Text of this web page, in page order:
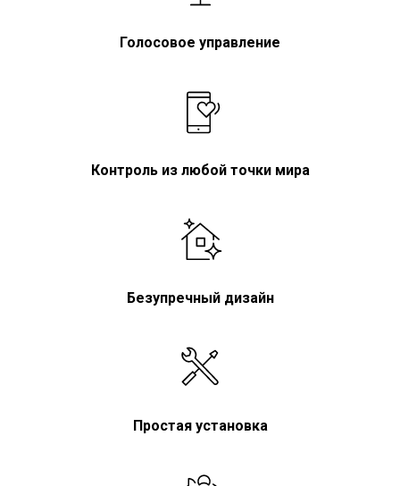
Голосовое управление
Контроль из любой точки мира
Безупречный дизайн
Простая установка